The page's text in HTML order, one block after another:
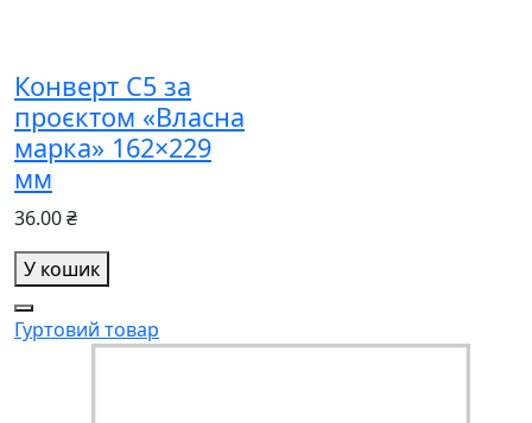
Конверт С5 за
проєктом «Власна
марка» 162×229
мм
36.00 ₴
У кошик
Гуртовий товар